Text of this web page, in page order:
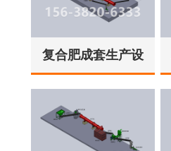
复合肥成套生产设
备